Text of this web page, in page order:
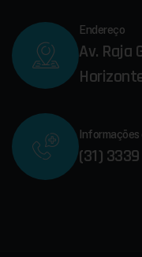
Endereço
Av. Raja
Informações
(31)